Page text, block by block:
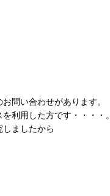
問い合わせがあります。
利用した方です・・・・。
ましたから